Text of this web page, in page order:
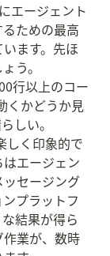
エージェント
ための最高
ます。先ほ
う。
行以上のコー
くかどうか見
しい。
しく印象的で
エージェン
ッセージング
プラットフ
結果が得ら
業が、数時